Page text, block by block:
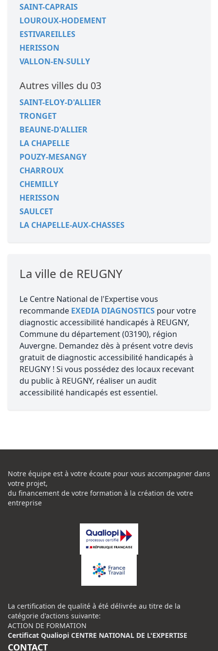
SAINT-CAPRAIS
LOUROUX-HODEMENT
ESTIVAREILLES
HERISSON
VALLON-EN-SULLY
Autres villes du 03
SAINT-ELOY-D'ALLIER
TRONGET
BEAUNE-D'ALLIER
LA CHAPELLE
POUZY-MESANGY
CHARROUX
CHEMILLY
HERISSON
SAULCET
LA CHAPELLE-AUX-CHASSES
La ville de REUGNY
Le Centre National de l'Expertise vous
recommande EXEDIA DIAGNOSTICS pour votre
diagnostic accessibilité handicapés à REUGNY,
Commune du département (03190), région
Auvergne. Demandez dès à présent votre devis
gratuit de diagnostic accessibilité handicapés à
REUGNY ! Si vous possédez des locaux recevant
du public à REUGNY, réaliser un audit
accessibilité handicapés est essentiel.
Notre équipe est à votre écoute pour vous accompagner dans
votre projet,
du financement de votre formation à la création de votre
entreprise
La certification de qualité à été délivrée au titre de la
catégorie d'actions suivante:
ACTION DE FORMATION
Certificat Qualiopi CENTRE NATIONAL DE L'EXPERTISE
CONTACT